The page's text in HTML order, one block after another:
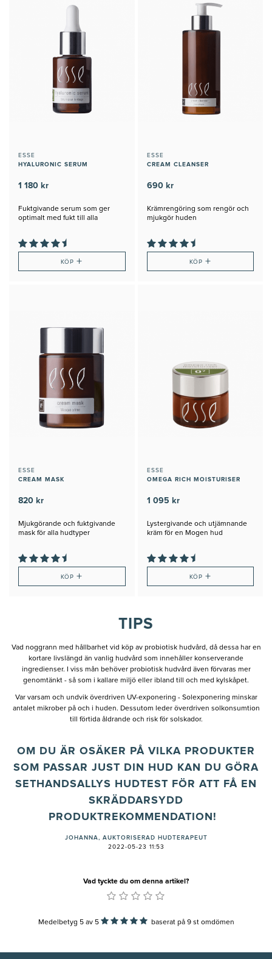
ESSE
HYALURONIC SERUM
1 180 kr
Fuktgivande serum som ger
optimalt med fukt till alla
KÖP+
ESSE
CREAM CLEANSER
690 kr
Krämrengöring som rengör och
mjukgör huden
KÖP +
ESSE
CREAM MASK
820 kr
Mjukgörande och fuktgivande
mask för alla hudtyper
KÖP+
ESSE
OMEGA RICH MOISTURISER
1 095 kr
Lystergivande och utjämnande
kräm för en Mogen hud
KÖP +
TIPS
Vad noggrann med hållbarhet vid köp av probiotisk hudvård, då dessa har en
kortare livslängd än vanlig hudvård som innehåller konserverande
ingredienser. I viss mån behöver probiotisk hudvård även förvaras mer
genomtänkt - så som i kallare miljö eller ibland till och med kylskåpet.
Var varsam och undvik överdriven UV-exponering - Solexponering minskar
antalet mikrober på och i huden. Dessutom leder överdriven solkonsumtion
till förtida åldrande och risk för solskador.
OM DU ÄR OSÄKER PÅ VILKA PRODUKTER
SOM PASSAR JUST DIN HUD KAN DU GÖRA
SETHANDSALLYS HUDTEST FÖR ATT FÅ EN
SKRÄDDARSYDD
PRODUKTREKOMMENDATION!
JOHANNA, AUKTORISERAD HUDTERAPEUT
2022-05-23 11:53
Vad tyckte du om denna artikel?
Medelbetyg 5av 5 baserat på 9st omdömen